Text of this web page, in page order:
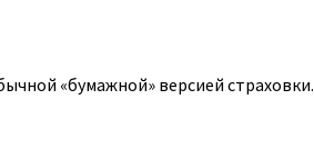
«бумажной» версией страховки.